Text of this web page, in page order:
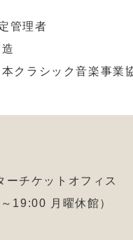
管理者
クラシック音楽事業
ーチケットオフィス
19:00 月曜休館）